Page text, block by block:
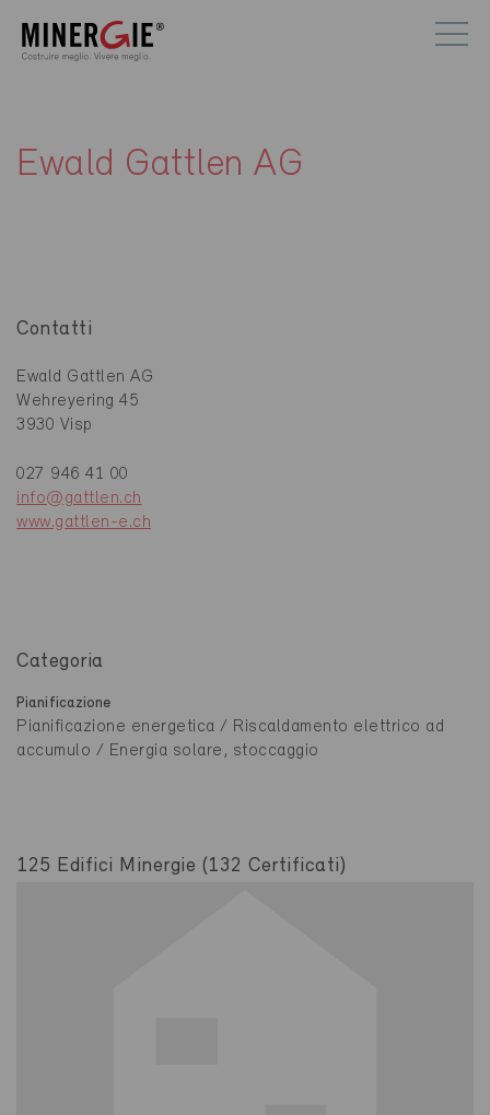
Ewald Gattlen AG
Contatti
Ewald Gattlen AG
Wehreyering 45
3930 Visp
027 946 41 00
info@gattlen.ch
www.gattlen-e.ch
Categoria
Pianificazione
Pianificazione energetica / Riscaldamento elettrico ad
accumulo / Energia solare, stoccaggio
125 Edifici Minergie (132 Certificati)